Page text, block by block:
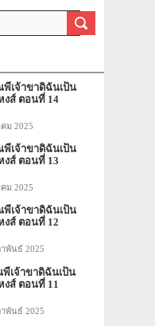
พี่เจ้าขาดิฉันเป็น
ส์ ตอนที่ 14
คม 2025
พี่เจ้าขาดิฉันเป็น
ส์ ตอนที่ 13
คม 2025
พี่เจ้าขาดิฉันเป็น
ส์ ตอนที่ 12
าพันธ์ 2025
พี่เจ้าขาดิฉันเป็น
ส์ ตอนที่ 11
าพันธ์ 2025